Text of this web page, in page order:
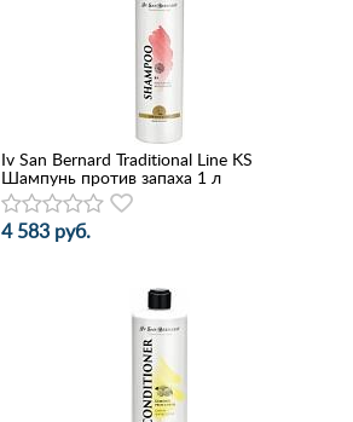
Iv San Bernard Traditional Line KS
Шампунь против запаха 1 л
4 583 руб.